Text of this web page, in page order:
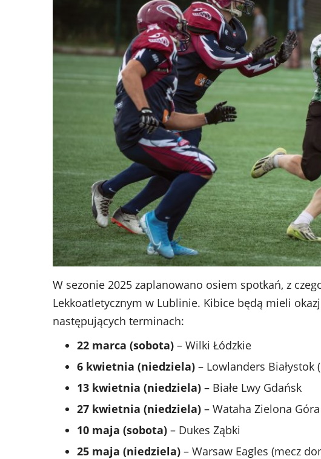
W sezonie 2025 zaplanowano osiem spotkań, z
Lekkoatletycznym w Lublinie. Kibice będą mieli
następujących terminach:
22 marca (sobota) – Wilki Łódzkie
6 kwietnia (niedziela) – Lowlanders Białystok
13 kwietnia (niedziela) – Białe Lwy Gdańsk
27 kwietnia (niedziela) – Wataha Zielona
10 maja (sobota) – Dukes Ząbki
25 maja (niedziela) – Warsaw Eagles (mecz